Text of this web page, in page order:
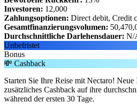
Investoren: 12,000
Zahlungsoptionen: Direct debit, Credit
Gesamtfinanzierungsvolumen:
Durchschnittliche Darlehensdauer: N/
Unbefristet
Bonus
💸 Cashback
Starten Sie Ihre Reise mit Nectaro! Neue
zusätzliches Cashback auf ihre
während der ersten 30 Tage.